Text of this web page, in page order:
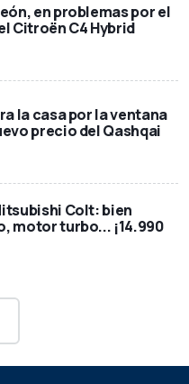
en problemas por el
Citroën C4 Hybrid
la casa por la ventana
precio del Qashqai
Colt: bien
motor turbo... ¡14.990